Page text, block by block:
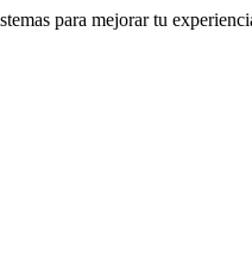
para mejorar tu